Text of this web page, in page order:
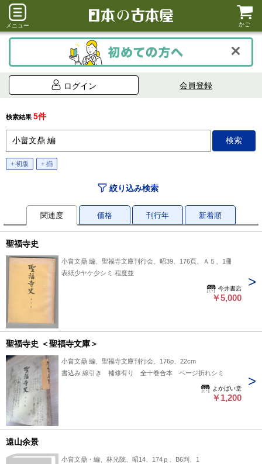
メニュー かご
ログイン 会員登録
検索結果 5件
+ 初版 + 揃
絞り込み検索
関連度 価格 刊行年 新着順
聖福寺史
小畠文鼎 編、聖福寺文庫刊行会、昭39、176頁、Ａ５、1冊
表紙少ヤケ少シミ 程度並
今井書店
￥5,000
聖福寺史 ＜聖福寺文庫＞
小畠文鼎 編、聖福寺文庫刊行会、176p、22cm
書込み 線引き 補修有り 全十巻合本 ページ折れシミ
よかばい堂
￥1,200
遠山余景
小畠文鼎・編、林光院、昭14、174ｐ、B6判、1